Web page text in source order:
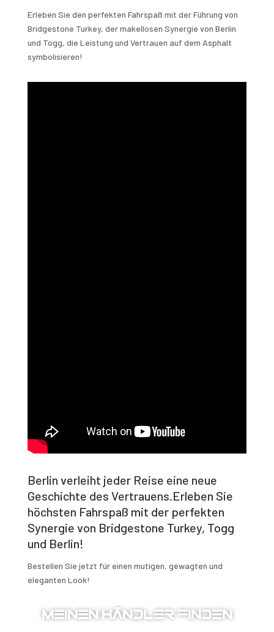
Erleben Sie den perfekten Fahrspaß mit der Führung von
Bridgestone Turkey, der makellosen Synergie von Berlin
und Togg, die Leistung und Vertrauen auf dem Asphalt
symbolisieren!
Berlin verleiht jeder Reise eine neue
Geschichte des Vertrauens.Erleben Sie
höchsten Fahrspaß mit der perfekten
Synergie von Bridgestone Turkey, Togg
und Berlin!
Bestellen Sie jetzt für einen mutigen, gewagten und
eleganten Look!
MEINEN HÄNDLER FINDEN